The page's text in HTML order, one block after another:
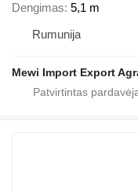
Dengimas 5,1 m
Rumunija
Mewi Import Export